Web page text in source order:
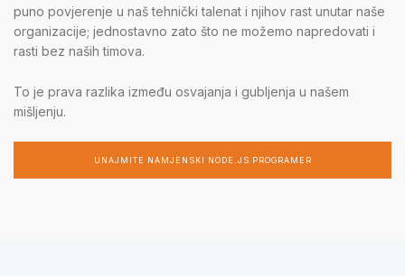
puno povjerenje u naš tehnički talenat i njihov rast unutar naše
organizacije; jednostavno zato što ne možemo napredovati i
rasti bez naših timova.
To je prava razlika između osvajanja i gubljenja u našem
mišljenju.
UNAJMITE NAMJENSKI NODE.JS PROGRAMER